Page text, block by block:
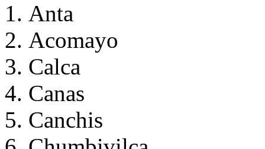
Anta
Acomayo
Calca
Canas
Canchis